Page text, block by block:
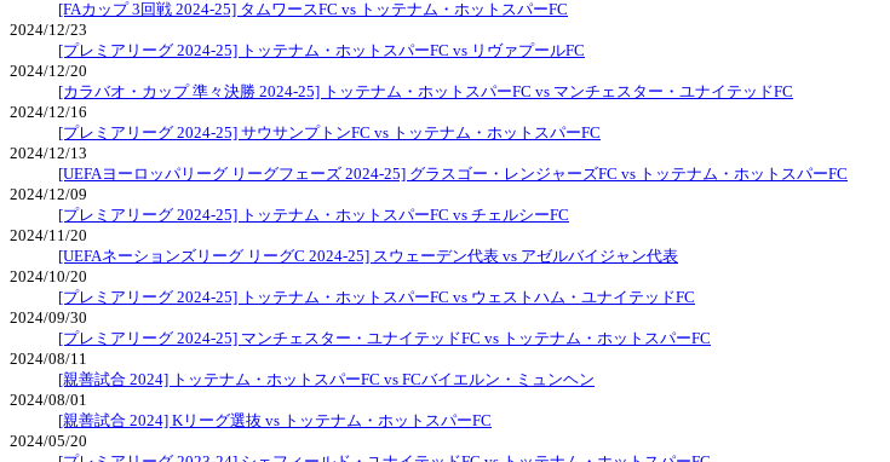
[FAカップ 3回戦 2024-25] タムワースFC vs トッテナム・ホットスパーFC
2024/12/23
[プレミアリーグ 2024-25] トッテナム・ホットスパーFC vs リヴァプールFC
2024/12/20
[カラバオ・カップ 準々決勝 2024-25] トッテナム・ホットスパーFC vs マンチェスター・ユナイテッドFC
2024/12/16
[プレミアリーグ 2024-25] サウサンプトンFC vs トッテナム・ホットスパーFC
2024/12/13
[UEFAヨーロッパリーグ リーグフェーズ 2024-25] グラスゴー・レンジャーズFC vs トッテナム・ホットスパーFC
2024/12/09
[プレミアリーグ 2024-25] トッテナム・ホットスパーFC vs チェルシーFC
2024/11/20
[UEFAネーションズリーグ リーグC 2024-25] スウェーデン代表 vs アゼルバイジャン代表
2024/10/20
[プレミアリーグ 2024-25] トッテナム・ホットスパーFC vs ウェストハム・ユナイテッドFC
2024/09/30
[プレミアリーグ 2024-25] マンチェスター・ユナイテッドFC vs トッテナム・ホットスパーFC
2024/08/11
[親善試合 2024] トッテナム・ホットスパーFC vs FCバイエルン・ミュンヘン
2024/08/01
[親善試合 2024] Kリーグ選抜 vs トッテナム・ホットスパーFC
2024/05/20